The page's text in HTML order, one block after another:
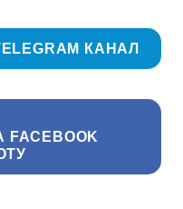
КАНАЛ